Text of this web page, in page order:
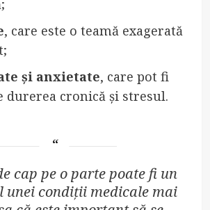
, care este o teamă exagerată
și anxietate, care pot fi
durerea cronică și stresul.
cap pe o parte poate fi un
unei condiții medicale mai